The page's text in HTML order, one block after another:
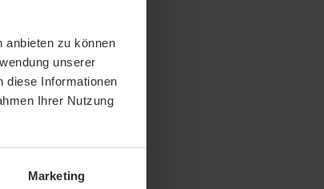
anbieten zu können
unserer
diese Informationen
Ihrer Nutzung
Marketing